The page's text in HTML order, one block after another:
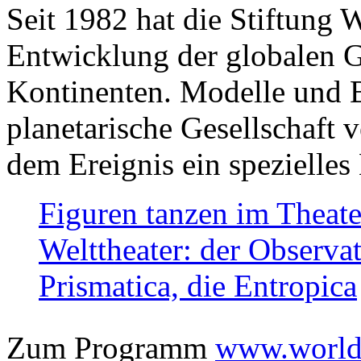
Seit 1982 hat die Stiftung
Entwicklung der globalen
Kontinenten. Modelle und
planetarische Gesellschaft
dem Ereignis ein
Figuren tanzen im
Welttheater: der
Prismatica, die Entropica
Zum Programm